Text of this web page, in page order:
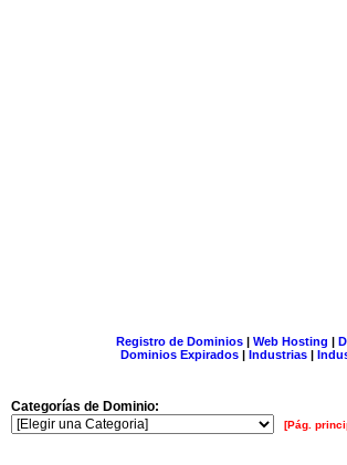
Registro de Dominios| Web Hosting |
Dominios Expirados | Industrias |
Categorías de Dominio:
[Pág.